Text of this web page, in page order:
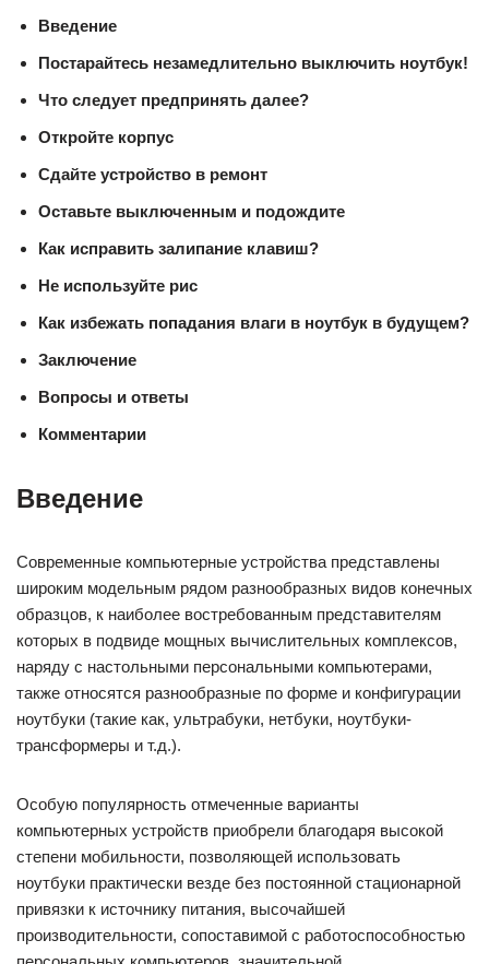
Введение
Постарайтесь незамедлительно выключить ноутбук!
Что следует предпринять далее?
Откройте корпус
Сдайте устройство в ремонт
Оставьте выключенным и подождите
Как исправить залипание клавиш?
Не используйте рис
Как избежать попадания влаги в ноутбук в будущем?
Заключение
Вопросы и ответы
Комментарии
Введение
Современные компьютерные устройства представлены
широким модельным рядом разнообразных видов конечных
образцов, к наиболее востребованным представителям
которых в подвиде мощных вычислительных комплексов,
наряду с настольными персональными компьютерами,
также относятся разнообразные по форме и конфигурации
ноутбуки (такие как, ультрабуки, нетбуки, ноутбуки-
трансформеры и т.д.).
Особую популярность отмеченные варианты
компьютерных устройств приобрели благодаря высокой
степени мобильности, позволяющей использовать
ноутбуки практически везде без постоянной стационарной
привязки к источнику питания, высочайшей
производительности, сопоставимой с работоспособностью